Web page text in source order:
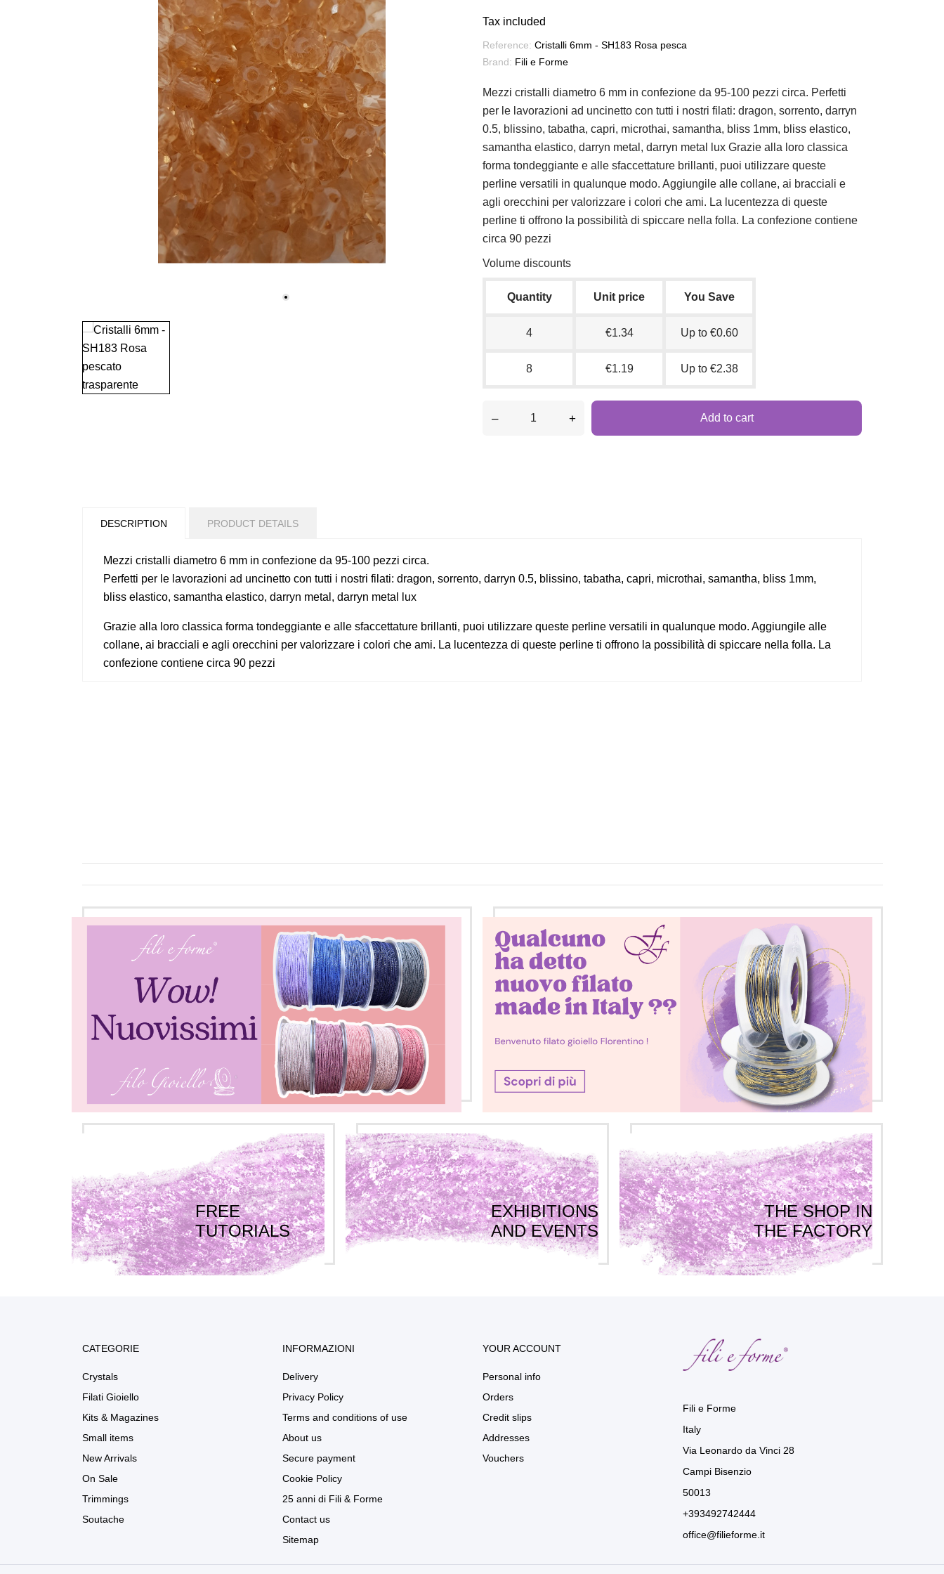
Tax included
Reference: Cristalli 6mm - SH183 Rosa pesca
Brand: Fili e Forme
Mezzi cristalli diametro 6 mm in confezione da 95-100 pezzi circa. Perfetti
per le lavorazioni ad uncinetto con tutti i nostri filati: dragon, sorrento, darryn
0.5, blissino, tabatha, capri, microthai, samantha, bliss 1mm, bliss elastico,
samantha elastico, darryn metal, darryn metal lux Grazie alla loro classica
forma tondeggiante e alle sfaccettature brillanti, puoi utilizzare queste
perline versatili in qualunque modo. Aggiungile alle collane, ai bracciali e
agli orecchini per valorizzare i colori che ami. La lucentezza di queste
perline ti offrono la possibilità di spiccare nella folla. La confezione contiene
circa 90 pezzi
Volume discounts
Quantity Unit price You Save
4 €1.34 Up to €0.60
8 €1.19 Up to €2.38
– + Add to cart
DESCRIPTION PRODUCT DETAILS
Mezzi cristalli diametro 6 mm in confezione da 95-100 pezzi circa.
Perfetti per le lavorazioni ad uncinetto con tutti i nostri filati: dragon, sorrento, darryn 0.5, blissino, tabatha, capri, microthai, samantha, bliss 1mm,
bliss elastico, samantha elastico, darryn metal, darryn metal lux
Grazie alla loro classica forma tondeggiante e alle sfaccettature brillanti, puoi utilizzare queste perline versatili in qualunque modo. Aggiungile alle
collane, ai bracciali e agli orecchini per valorizzare i colori che ami. La lucentezza di queste perline ti offrono la possibilità di spiccare nella folla. La
confezione contiene circa 90 pezzi
FREE
TUTORIALS
EXHIBITIONS
AND EVENTS
THE SHOP IN
THE FACTORY
CATEGORIE
Crystals
Filati Gioiello
Kits & Magazines
Small items
New Arrivals
On Sale
Trimmings
Soutache
INFORMAZIONI
Delivery
Privacy Policy
Terms and conditions of use
About us
Secure payment
Cookie Policy
25 anni di Fili & Forme
Contact us
Sitemap
YOUR ACCOUNT
Personal info
Orders
Credit slips
Addresses
Vouchers
Fili e Forme
Italy
Via Leonardo da Vinci 28
Campi Bisenzio
50013
+393492742444
office@filieforme.it